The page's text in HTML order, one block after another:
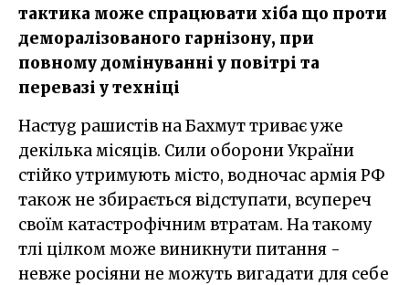
тактика може спрацювати хіба що проти
деморалізованого гарнізону, при
повному домінуванні у повітрі та
перевазі у техніці
Настуg рашистів на Бахмут триває уже
декілька місяців. Сили оборони України
стійко утримують місто, водночас армія РФ
також не збирається відступати, всупереч
своїм катастрофічним втратам. На такому
тлі цілком може виникнути питання -
невже росіяни не можуть вигадати для себе